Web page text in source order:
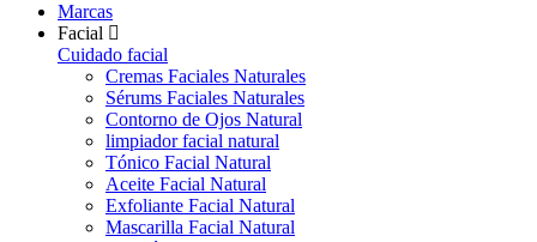
Marcas
Facial
Cuidado facial
Cremas Faciales Naturales
Sérums Faciales Naturales
Contorno de Ojos Natural
limpiador facial natural
Tónico Facial Natural
Aceite Facial Natural
Exfoliante Facial Natural
Mascarilla Facial Natural